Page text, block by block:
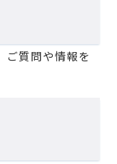
ご質問や情報を